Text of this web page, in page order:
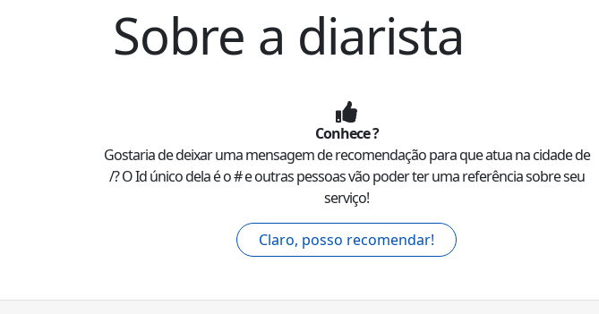
Sobre a diarista
Conhece?
Gostaria de deixar uma mensagem de recomendação paraque atua na cidade de
/? O Id único dela é o #e outras pessoas vão poder ter uma referência sobre seu
serviço!
Claro, posso recomendar!